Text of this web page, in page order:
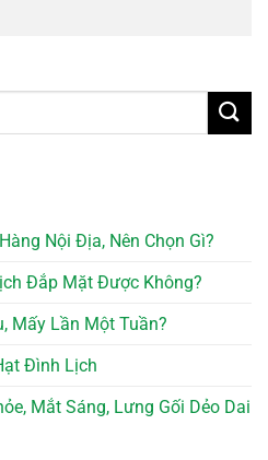
Nội Địa, Nên Chọn Gì?
Đắp Mặt Được Không?
Mấy Lần Một Tuần?
Đình Lịch
Mắt Sáng, Lưng Gối Dẻo Dai